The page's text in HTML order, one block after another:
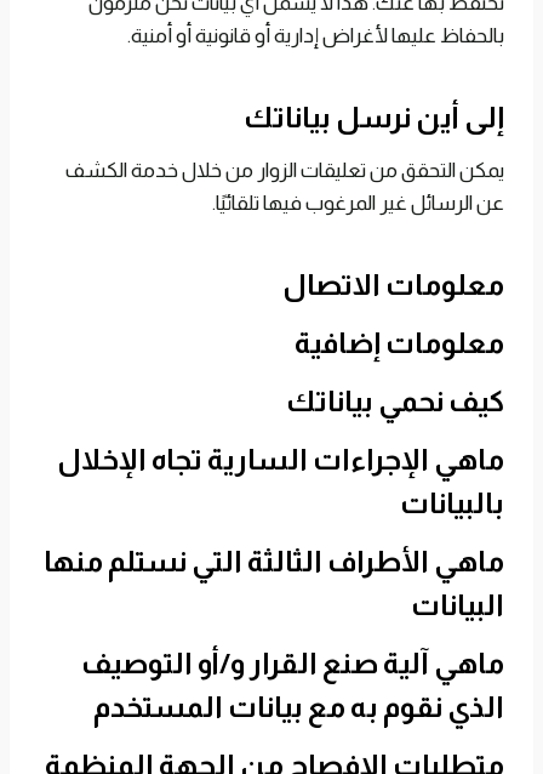
بالحفاظ عليها لأغراض إدارية أو قانونية أو أمنية.
إلى أين نرسل بياناتك
يمكن التحقق من تعليقات الزوار من خلال خدمة الكشف
عن الرسائل غير المرغوب فيها تلقائيًا.
معلومات الاتصال
معلومات إضافية
كيف نحمي بياناتك
ماهي الإجراءات السارية تجاه الإخلال
بالبيانات
ماهي الأطراف الثالثة التي نستلم منها
البيانات
ماهي آلية صنع القرار و/أو التوصيف
الذي نقوم به مع بيانات المستخدم
متطلبات الإفصاح من الجهة المنظمة